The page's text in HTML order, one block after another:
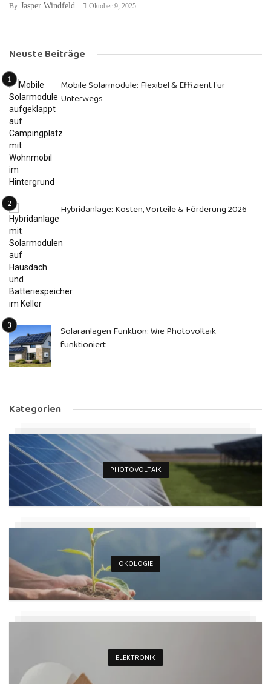
By Jasper Windfeld Oktober 9, 2025
Neuste Beiträge
Mobile Solarmodule: Flexibel & Effizient für
Unterwegs
Hybridanlage: Kosten, Vorteile & Förderung 2026
Solaranlagen Funktion: Wie Photovoltaik
funktioniert
Kategorien
PHOTOVOLTAIK
ÖKOLOGIE
ELEKTRONIK